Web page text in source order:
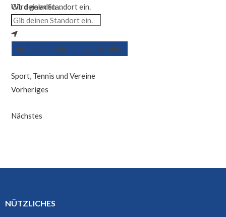
Wird geladen …
Gib deinen Standort ein.
Anfahrtsbeschreibung anfordern
Sport, Tennis undVereine
Vorheriges
Nächstes
NÜTZLICHES